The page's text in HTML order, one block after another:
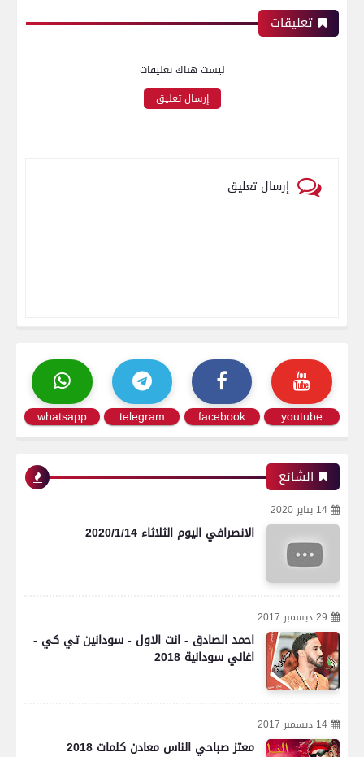
تعليقات
ليست هناك تعليقات
إرسال تعليق
إرسال تعليق
youtube
facebook
telegram
whatsapp
الشائع
14 يناير 2020
الانصرافي اليوم الثلاثاء 2020/1/14
29 ديسمبر 2017
احمد الصادق - انت الاول - سودانين تي كي -
اغاني سودانية 2018
14 ديسمبر 2017
معتز صباحي الناس معادن كلمات 2018